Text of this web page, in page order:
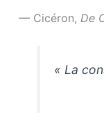
— Cicéron, De
« La